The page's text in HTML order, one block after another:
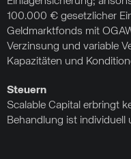
100.000 € gesetzlicher
Geldmarktfonds mit
Verzinsung und variable
Kapazitäten und
Steuern
Scalable Capital erbringt
Behandlung ist individuell